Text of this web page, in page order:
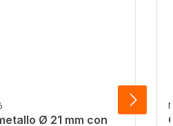
Ø 21 mm con